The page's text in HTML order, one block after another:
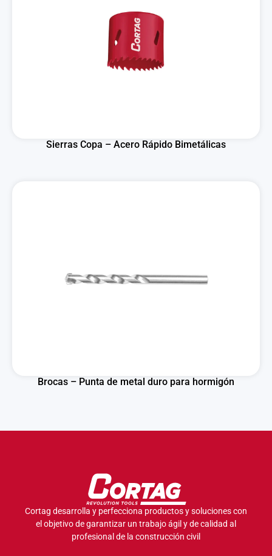
Sierras Copa – Acero Rápido Bimetálicas
Brocas – Punta de metal duro para hormigón
Cortag desarrolla y perfecciona productos y soluciones con
el objetivo de garantizar un trabajo ágil y de calidad al
profesional de la construcción civil